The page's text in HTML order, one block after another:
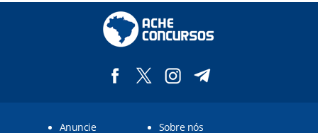
Itaú de Minas/MG
Nova Resende/MG
Pimenta/MG
Anuncie Sobre nós